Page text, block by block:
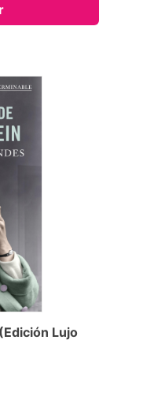
Lujo